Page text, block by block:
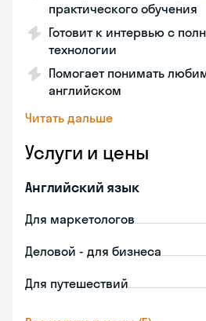
практического обучения
Готовит к интервью с
технологии
Помогает понимать
английском
Читать дальше
Услуги и цены
Английский язык
Для маркетологов
Деловой - для бизнеса
Для путешествий